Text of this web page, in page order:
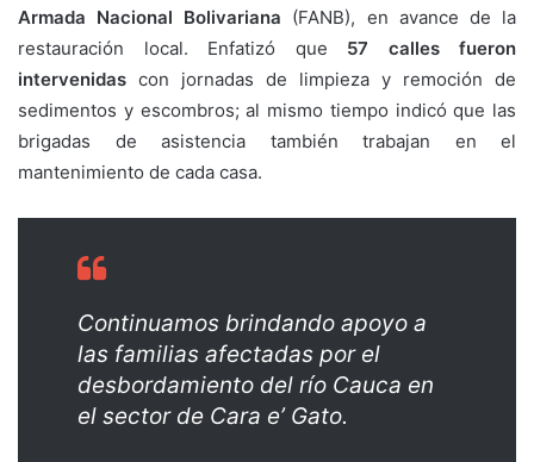
Armada Nacional Bolivariana (FANB), en avance de la
restauración local. Enfatizó que 57 calles fueron
intervenidas con jornadas de limpieza y remoción de
sedimentos y escombros; al mismo tiempo indicó que las
brigadas de asistencia también trabajan en el
mantenimiento de cada casa.
Continuamos brindando apoyo a
las familias afectadas por el
desbordamiento del río Cauca en
el sector de Cara e’ Gato.